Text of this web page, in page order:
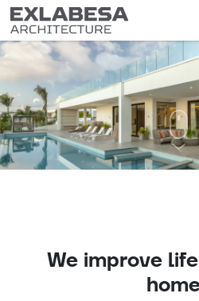
We improve